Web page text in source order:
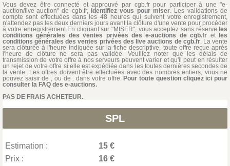
Vous devez être connecté et approuvé par cgb.fr pour participer à une "e-
auction/live-auction" de cgb.fr, Identifiez vous pour miser . Les validations de
compte sont effectuées dans les 48 heures qui suivent votre enregistrement,
n'attendez pas les deux derniers jours avant la clôture d'une vente pour procéder
à votre enregistrement.En cliquant sur "MISER", vous acceptez sans réserve les
conditions générales des ventes privées des e-auctions de cgb.fr et les
conditions générales des ventes privées des live auctions de cgb.fr. La vente
sera clôturée à l'heure indiquée sur la fiche descriptive, toute offre reçue après
l'heure de clôture ne sera pas validée. Veuillez noter que les délais de
transmission de votre offre à nos serveurs peuvent varier et qu'il peut en résulter
un rejet de votre offre si elle est expédiée dans les toutes dernières secondes de
la vente. Les offres doivent être effectuées avec des nombres entiers, vous ne
pouvez saisir de , ou de . dans votre offre.Pour toute question cliquez ici pour
consulter la FAQ des e-auctions.
PAS DE FRAIS ACHETEUR.
SPL
Estimation :
15 €
Prix :
16 €